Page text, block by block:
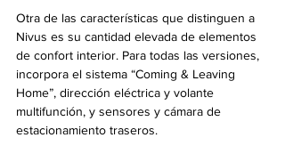
Otra de las características que distinguen a
Nivus es su cantidad elevada de elementos
de confort interior. Para todas las versiones,
incorpora el sistema “Coming & Leaving
Home”, dirección eléctrica y volante
multifunción, y sensores y cámara de
estacionamiento traseros.